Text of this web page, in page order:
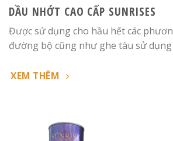
DẦU NHỚT CAO CẤP SUNRISES
Được sử dụng cho hầu hết các
đường bộ cũng như ghe tàu sử dụng
XEM THÊM